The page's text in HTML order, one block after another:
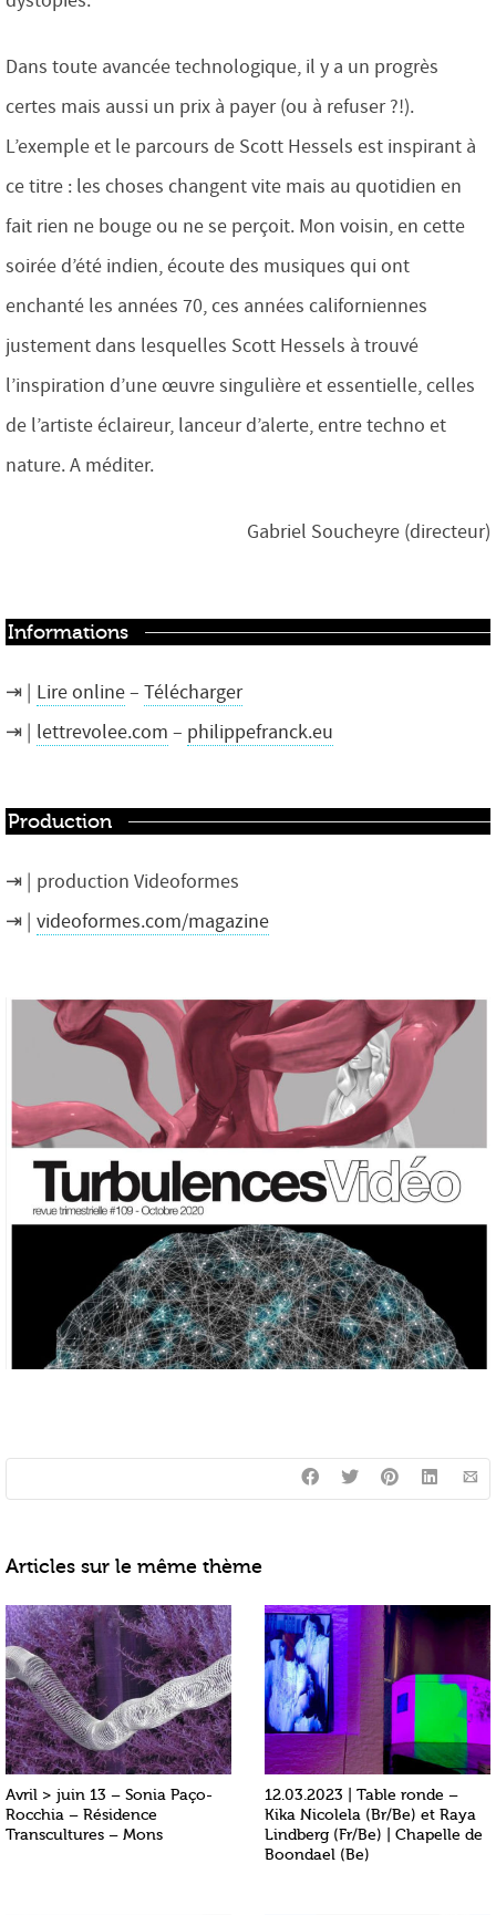
Dans toute avancée technologique, il y a un progrès
certes mais aussi un prix à payer (ou à refuser ?!).
L’exemple et le parcours de Scott Hessels est inspirant à
ce titre : les choses changent vite mais au quotidien en
fait rien ne bouge ou ne se perçoit. Mon voisin, en cette
soirée d’été indien, écoute des musiques qui ont
enchanté les années 70, ces années californiennes
justement dans lesquelles Scott Hessels à trouvé
l’inspiration d’une œuvre singulière et essentielle, celles
de l’artiste éclaireur, lanceur d’alerte, entre techno et
nature. A méditer.
Gabriel Soucheyre (directeur)
Informations
Lire online– Télécharger
lettrevolee.com – philippefranck.eu
Production
production Videoformes
videoformes.com/magazine
Articles sur le même thème
Avril > juin 13 – Sonia Paço-
Rocchia – Résidence
Transcultures – Mons
12.03.2023 | Table ronde –
Kika Nicolela (Br/Be) et Raya
Lindberg (Fr/Be) | Chapelle de
Boondael (Be)